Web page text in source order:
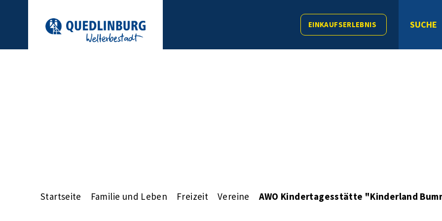
EINKAUFSERLEBNIS SUCHE
Startseite Familie und Leben Freizeit Vereine AWO Kindertagesstätte "Kinderland